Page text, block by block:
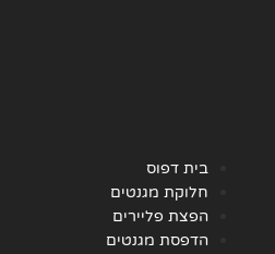
בית דפוס
חלוקת מגנטים
הפצת פליירים
הדפסת מגנטים